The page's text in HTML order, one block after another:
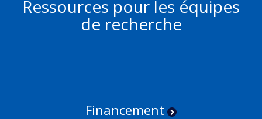
Ressources pour les équipes
de recherche
Financement